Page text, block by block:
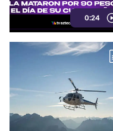
0:24